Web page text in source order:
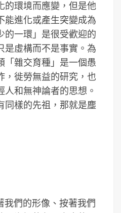
的環境而應變，但是他
能進化或產生突變成為
的一環」是很受歡迎的
是虛構而不是事實。為
「雜交育種」是一個愚
，徙勞無益的研究，也
和無神論者的思想。
同樣的先祖，那就是塵
我們的形像、按著我們